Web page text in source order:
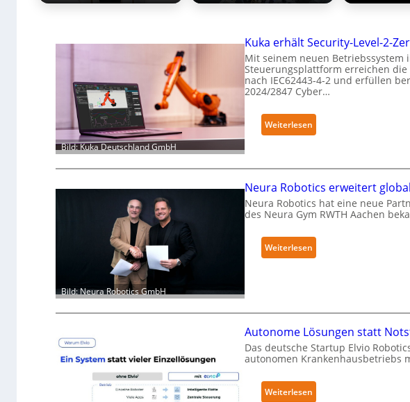
Bild: Kuka Deutschland GmbH
Kuka erhält Security-Level-2-
Mit seinem neuen Betriebssystem
Steuerungsplattform erreichen die
nach IEC62443-4-2 und erfüllen
2024/2847 Cyber…
Weiterlesen:
K
k
a
r
ä
c
u
r
i
y
Bild: Neura Robotics GmbH
Neura Robotics erweitert
Neura Robotics hat eine neue
des Neura Gym RWTH Aachen
Weiterlesen:
N
R
o
b
t
Autonome Lösungen statt
Das deutsche Startup Elvio
autonomen Krankenhausbetriebs
Weiterlesen: